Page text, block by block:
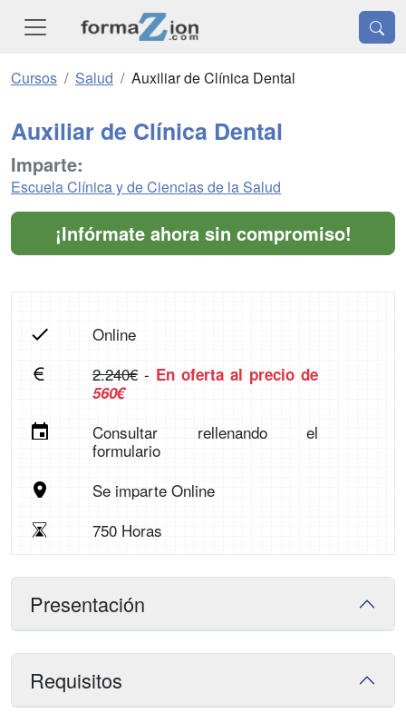
Cursos Salud Auxiliar de Clínica Dental
Auxiliar de Clínica Dental
Imparte:
Escuela Clínica y de Ciencias de la Salud
¡Infórmate ahora sin compromiso!
Online
2.240€- En oferta al precio de
560€
Consultar rellenando el
formulario
Se imparte Online
750 Horas
Presentación
Requisitos